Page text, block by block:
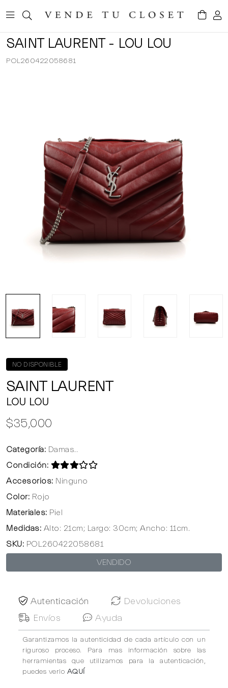
SAINT LAURENT - LOU LOU
POL260422058681
NO DISPONIBLE
SAINT LAURENT
LOU LOU
$35,000
Categoría: Damas..
Condición:
Accesorios: Ninguno
Color: Rojo
Materiales: Piel
Medidas: Alto: 21cm; Largo: 30cm; Ancho: 11cm.
SKU: POL260422058681
VENDIDO
Autenticación
Devoluciones
Envíos
Ayuda
Garantizamos la autenticidad de cada artículo con un
riguroso proceso. Para mas información sobre las
herramientas que utilizamos para la autenticación,
puedes verlo AQUÍ